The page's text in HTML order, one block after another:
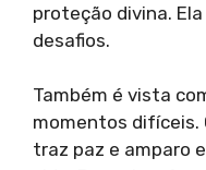
proteção divina.
desafios.
Também é vista
momentos difíceis.
traz paz e amparo